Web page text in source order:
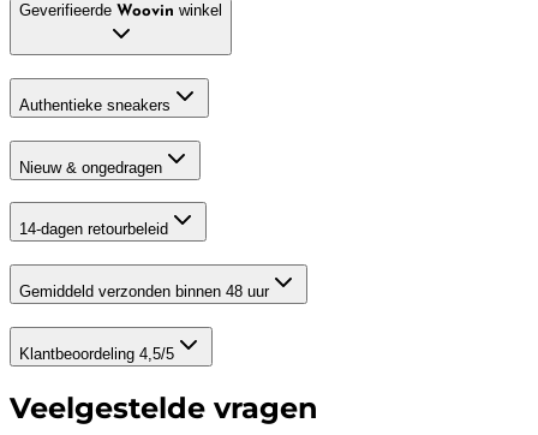
Geverifieerde Woovin winkel
Authentieke sneakers
Nieuw & ongedragen
14-dagen retourbeleid
Gemiddeld verzonden binnen 48 uur
Klantbeoordeling 4,5/5
Veelgestelde vragen